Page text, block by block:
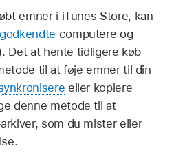
emner i iTunes Store, kan
godkendte computere og
Det at hente tidligere køb
til at føje emner til din
eller kopiere
denne metode til at
som du mister eller